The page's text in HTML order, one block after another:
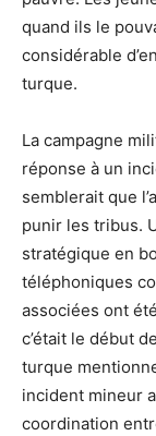
quand ils le
considérable
turque.
La campagne
réponse à un
semblerait que
punir les tribus.
stratégique en
téléphoniques
associées ont
c’était le début
turque
incident mineur
coordination